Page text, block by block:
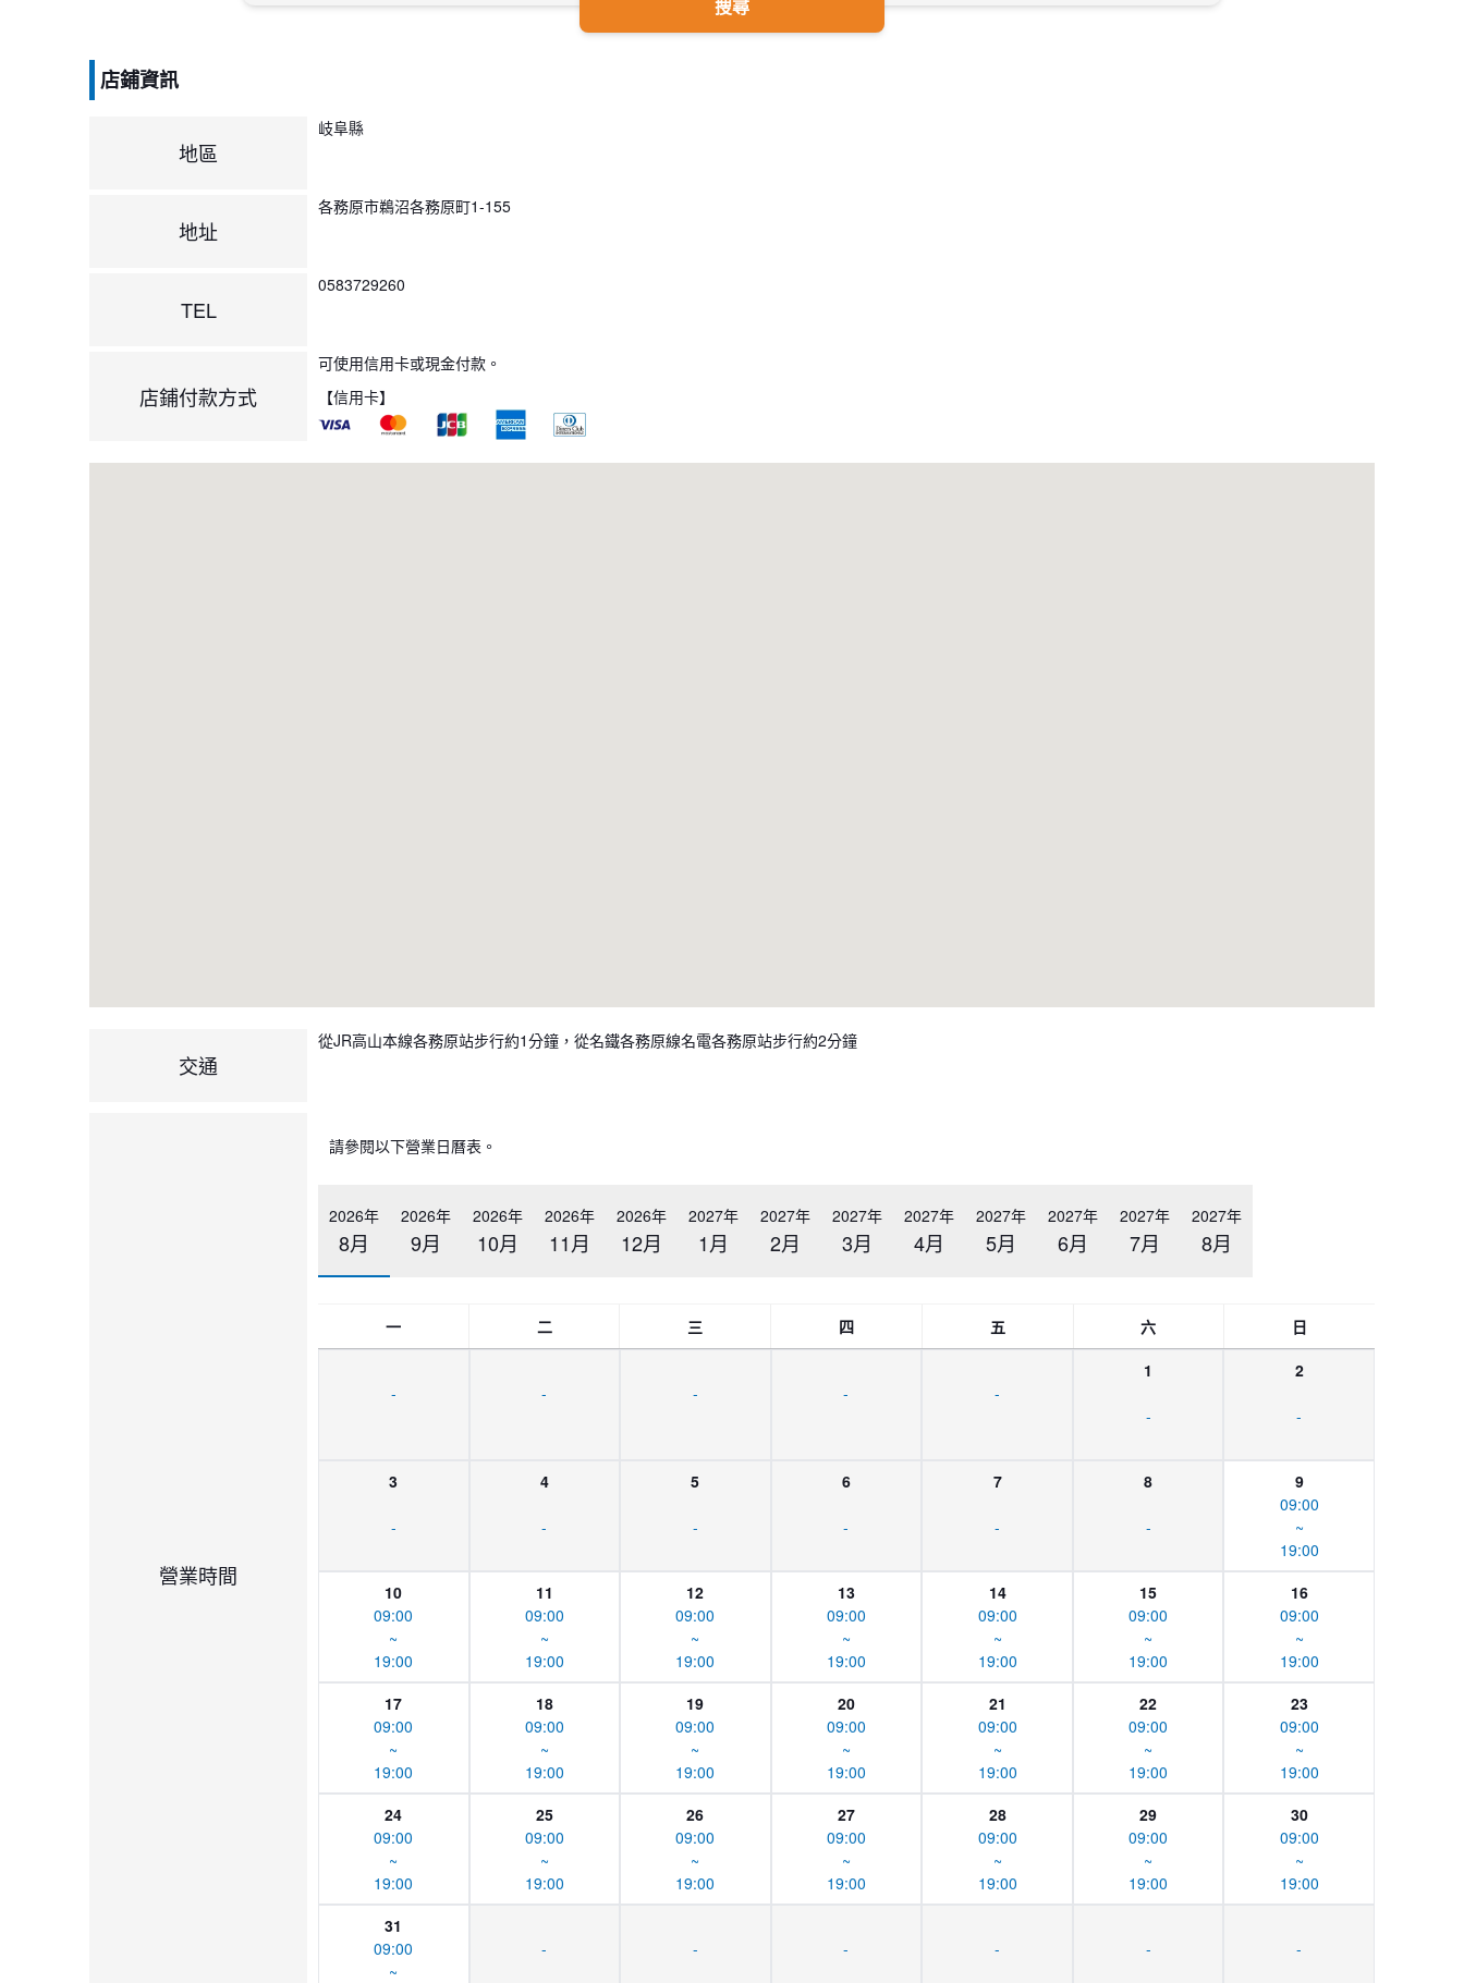
搜尋
店鋪資訊
地區
岐阜縣
地址
各務原市鵜沼各務原町1-155
TEL
0583729260
店鋪付款方式
可使用信用卡或現金付款。
【信用卡】
交通
從JR高山本線各務原站步行約1分鐘，從名鐵各務原線名電各務原站步行約2分鐘
營業時間
請參閱以下營業日曆表。
2026年
8月
2026年
9月
2026年
10月
2026年
11月
2026年
12月
2027年
1月
2027年
2月
2027年
3月
2027年
4月
2027年
5月
2027年
6月
2027年
7月
2027年
8月
一 二 三 四 五 六 日
- - - - -
1
-
2
-
3
-
4
-
5
-
6
-
7
-
8
-
9
09:00
~
19:00
10
09:00
~
19:00
11
09:00
~
19:00
12
09:00
~
19:00
13
09:00
~
19:00
14
09:00
~
19:00
15
09:00
~
19:00
16
09:00
~
19:00
17
09:00
~
19:00
18
09:00
~
19:00
19
09:00
~
19:00
20
09:00
~
19:00
21
09:00
~
19:00
22
09:00
~
19:00
23
09:00
~
19:00
24
09:00
~
19:00
25
09:00
~
19:00
26
09:00
~
19:00
27
09:00
~
19:00
28
09:00
~
19:00
29
09:00
~
19:00
30
09:00
~
19:00
31
09:00
~
- - - - - -